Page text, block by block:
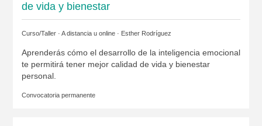
de vida y bienestar
Curso/Taller · A distancia u online · Esther Rodríguez
Aprenderás cómo el desarrollo de la inteligencia emocional
te permitirá tener mejor calidad de vida y bienestar
personal.
Convocatoria permanente